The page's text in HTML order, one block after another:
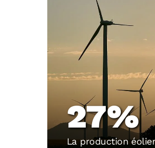
27%
La production